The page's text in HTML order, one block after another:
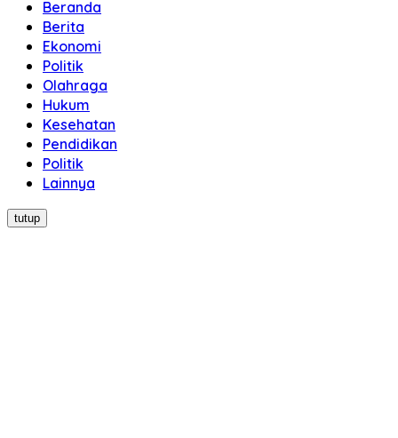
Beranda
Berita
Ekonomi
Politik
Olahraga
Hukum
Kesehatan
Pendidikan
Politik
Lainnya
tutup